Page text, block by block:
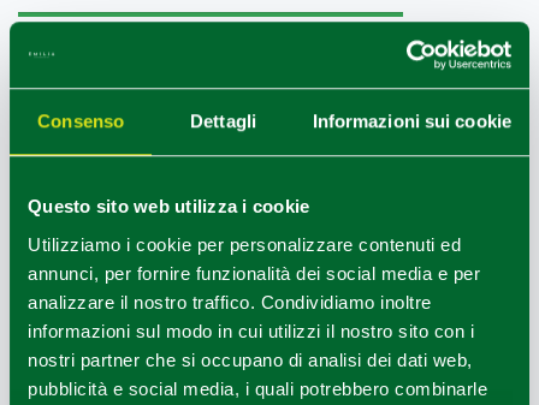
Consenso Dettagli Informazioni sui cookie
Questo sito web utilizza i cookie
Utilizziamo i cookie per personalizzare contenuti ed
annunci, per fornire funzionalità dei social media e per
analizzare il nostro traffico. Condividiamo inoltre
informazioni sul modo in cui utilizzi il nostro sito con i
nostri partner che si occupano di analisi dei dati web,
pubblicità e social media, i quali potrebbero combinarle
COME ARRIVARE
+
−